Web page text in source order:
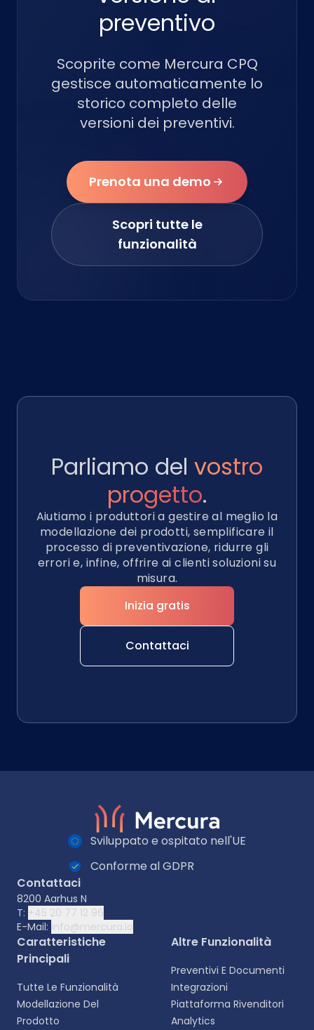
preventivo
Scoprite come Mercura CPQ
gestisce automaticamente lo
storico completo delle
versioni dei preventivi.
Prenota una demo
Scopri tutte le
funzionalità
Parliamo del vostro
progetto.
Aiutiamo i produttori a gestire al meglio la
modellazione dei prodotti, semplificare il
processo di preventivazione, ridurre gli
errori e, infine, offrire ai clienti soluzioni su
misura.
Inizia gratis
Contattaci
Sviluppato e ospitato nell'UE
Conforme al GDPR
Contattaci
8200 Aarhus N
T: +45 20 77 12 96
E-Mail: info@mercura.io
Caratteristiche
Principali
Tutte Le Funzionalità
Modellazione Del
Prodotto
Altre Funzionalità
Preventivi E Documenti
Integrazioni
Piattaforma Rivenditori
Analytics